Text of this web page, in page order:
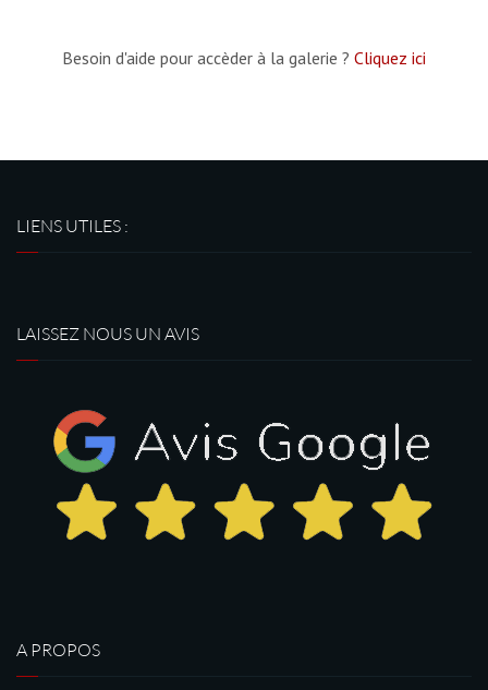
Besoin d'aide pour accèder à la galerie ? Cliquez ici
LIENS UTILES :
LAISSEZ NOUS UN AVIS
A PROPOS